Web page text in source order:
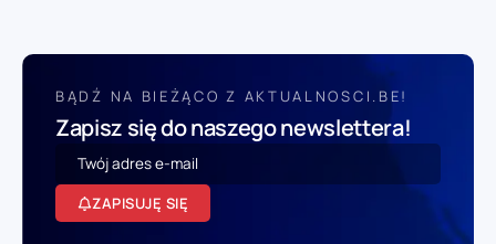
BĄDŹ NA BIEŻĄCO Z AKTUALNOSCI.BE!
Zapisz się do naszego newslettera!
ZAPISUJĘ SIĘ